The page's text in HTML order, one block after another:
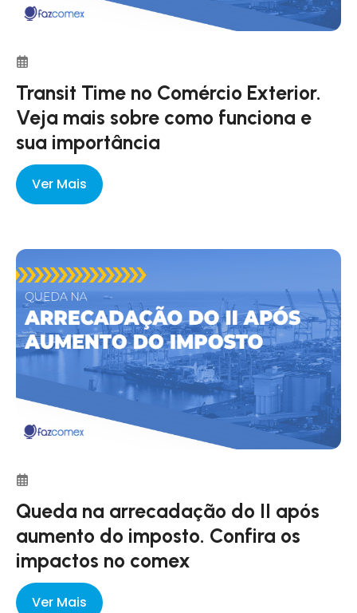
Transit Time no Comércio Exterior.
Veja mais sobre como funciona e
sua importância
Ver Mais
Queda na arrecadação do II após
aumento do imposto. Confira os
impactos no comex
Ver Mais